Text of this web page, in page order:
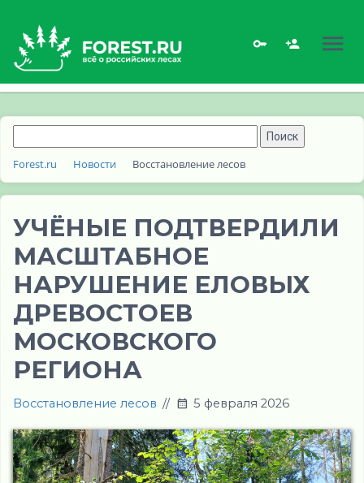
Forest.ru Новости Восстановление лесов
УЧЁНЫЕ ПОДТВЕРДИЛИ
МАСШТАБНОЕ
НАРУШЕНИЕ ЕЛОВЫХ
ДРЕВОСТОЕВ
МОСКОВСКОГО
РЕГИОНА
Восстановление лесов // 5 февраля 2026